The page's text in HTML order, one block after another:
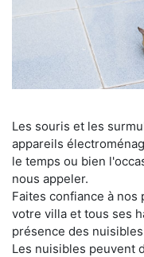
Les souris et les
appareils
le temps ou bien
nous appeler.
Faites confiance à
votre villa et tous ses
présence des
Les nuisibles peuvent